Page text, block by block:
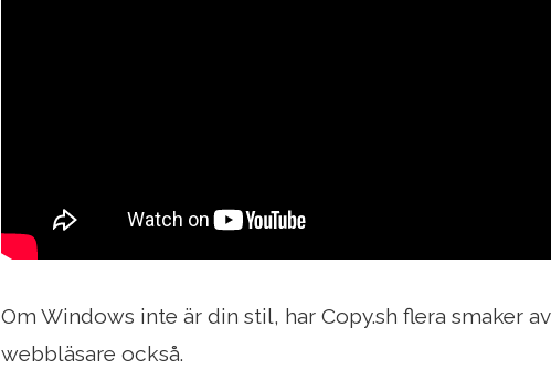
Om Windows inte är din stil, har Copy.sh flera smaker
webbläsare också.